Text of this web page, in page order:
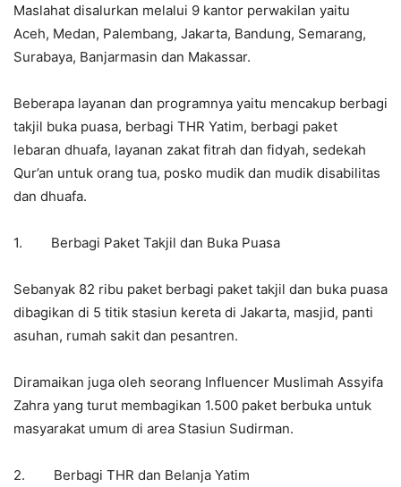
Maslahat disalurkan melalui 9 kantor perwakilan yaitu
Aceh, Medan, Palembang, Jakarta, Bandung, Semarang,
Surabaya, Banjarmasin dan Makassar.
Beberapa layanan dan programnya yaitu mencakup berbagi
takjil buka puasa, berbagi THR Yatim, berbagi paket
lebaran dhuafa, layanan zakat fitrah dan fidyah, sedekah
Qur’an untuk orang tua, posko mudik dan mudik disabilitas
dan dhuafa.
1. Berbagi Paket Takjil dan Buka Puasa
Sebanyak 82 ribu paket berbagi paket takjil dan buka puasa
dibagikan di 5 titik stasiun kereta di Jakarta, masjid, panti
asuhan, rumah sakit dan pesantren.
Diramaikan juga oleh seorang Influencer Muslimah Assyifa
Zahra yang turut membagikan 1.500 paket berbuka untuk
masyarakat umum di area Stasiun Sudirman.
2. Berbagi THR dan Belanja Yatim